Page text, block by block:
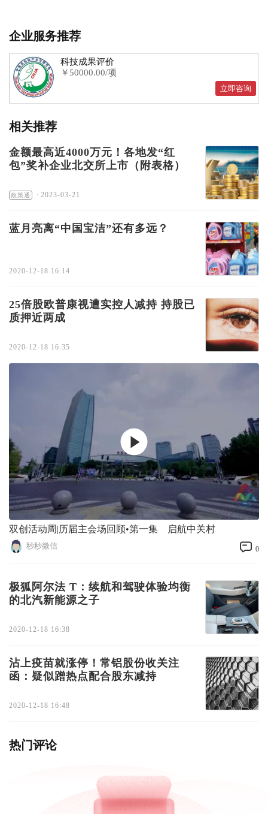
企业服务推荐
科技成果评价
￥50000.00/项
立即咨询
相关推荐
金额最高近4000万元！各地发“红
包”奖补企业北交所上市（附表格）
政策通 · 2023-03-21
蓝月亮离“中国宝洁”还有多远？
2020-12-18 16:14
25倍股欧普康视遭实控人减持 持股已
质押近两成
2020-12-18 16:35
双创活动周|历届主会场回顾•第一集 启航中关村
秒秒微信 0
极狐阿尔法 T：续航和驾驶体验均衡
的北汽新能源之子
2020-12-18 16:38
沾上疫苗就涨停！常铝股份收关注
函：疑似蹭热点配合股东减持
2020-12-18 16:48
热门评论